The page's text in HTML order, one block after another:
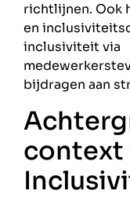
richtlijnen. Ook
en
inclusiviteit via
bijdragen aan
context